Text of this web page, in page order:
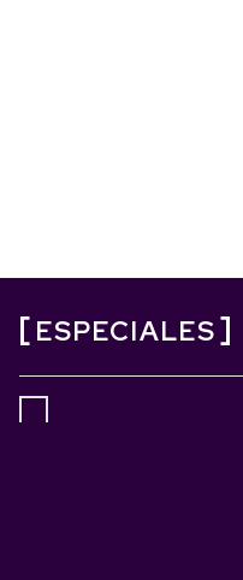
ESPECIALES